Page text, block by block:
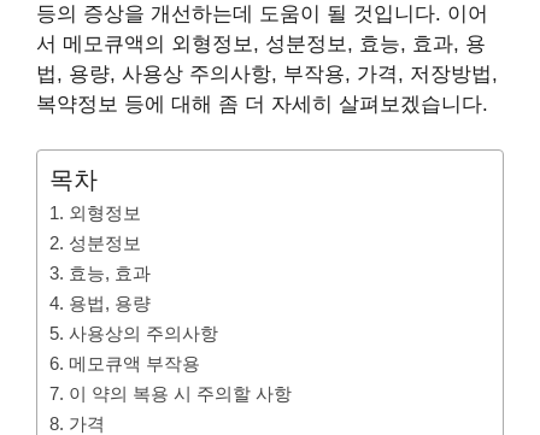
등의 증상을 개선하는데 도움이 될 것입니다. 이어
서 메모큐액의 외형정보, 성분정보, 효능, 효과, 용
법, 용량, 사용상 주의사항, 부작용, 가격, 저장방법,
복약정보 등에 대해 좀 더 자세히 살펴보겠습니다.
목차
1. 외형정보
2. 성분정보
3. 효능, 효과
4. 용법, 용량
5. 사용상의 주의사항
6. 메모큐액 부작용
7. 이 약의 복용 시 주의할 사항
8. 가격